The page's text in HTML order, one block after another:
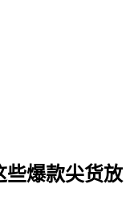
些爆款尖货放